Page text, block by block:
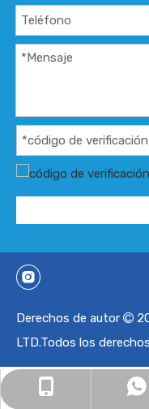
https://
Derechos de autor 
LTD.Todos los